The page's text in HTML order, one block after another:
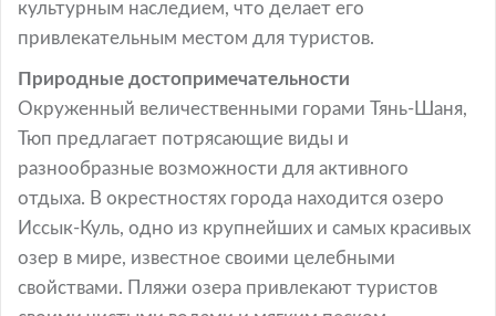
культурным наследием, что делает его
привлекательным местом для туристов.
Природные достопримечательности
Окруженный величественными горами Тянь-Шаня,
Тюп предлагает потрясающие виды и
разнообразные возможности для активного
отдыха. В окрестностях города находится озеро
Иссык-Куль, одно из крупнейших и самых красивых
озер в мире, известное своими целебными
свойствами. Пляжи озера привлекают туристов